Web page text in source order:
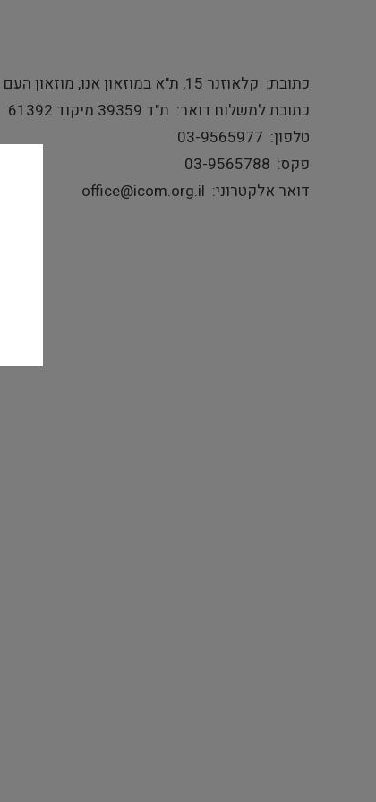
כתובת קלאוזנר 15, ת"א במוזאון אנו, מוזאון העם היהודי
כתובת למשלוח דואר ת"ד 39359 מיקוד 61392
טלפון 03-9565977
פקס 03-9565788
דואר אלקטרוני office@icom.org.il